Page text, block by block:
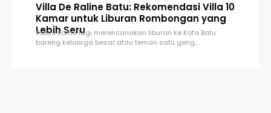
Villa De Raline Batu: Rekomendasi Villa 10
Kamar untuk Liburan Rombongan yang
Lebih Seru
Kalau kamu lagi merencanakan liburan ke Kota Batu
bareng keluarga besar atau teman satu geng,…